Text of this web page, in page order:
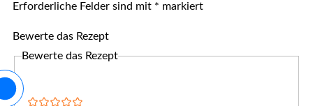
Erforderliche Felder sind mit * markiert
Bewerte das Rezept
Bewerte das Rezept